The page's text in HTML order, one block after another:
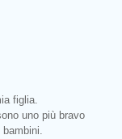
figlia.
uno più bravo